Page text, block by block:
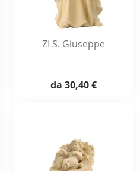
ZI S. Giuseppe
da 30,40 €